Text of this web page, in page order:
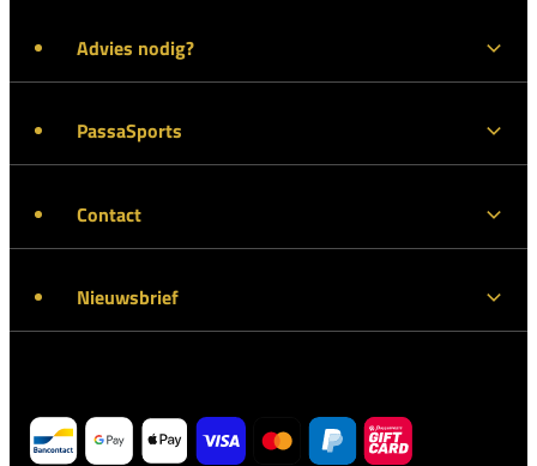
Advies nodig?
PassaSports
Contact
Nieuwsbrief